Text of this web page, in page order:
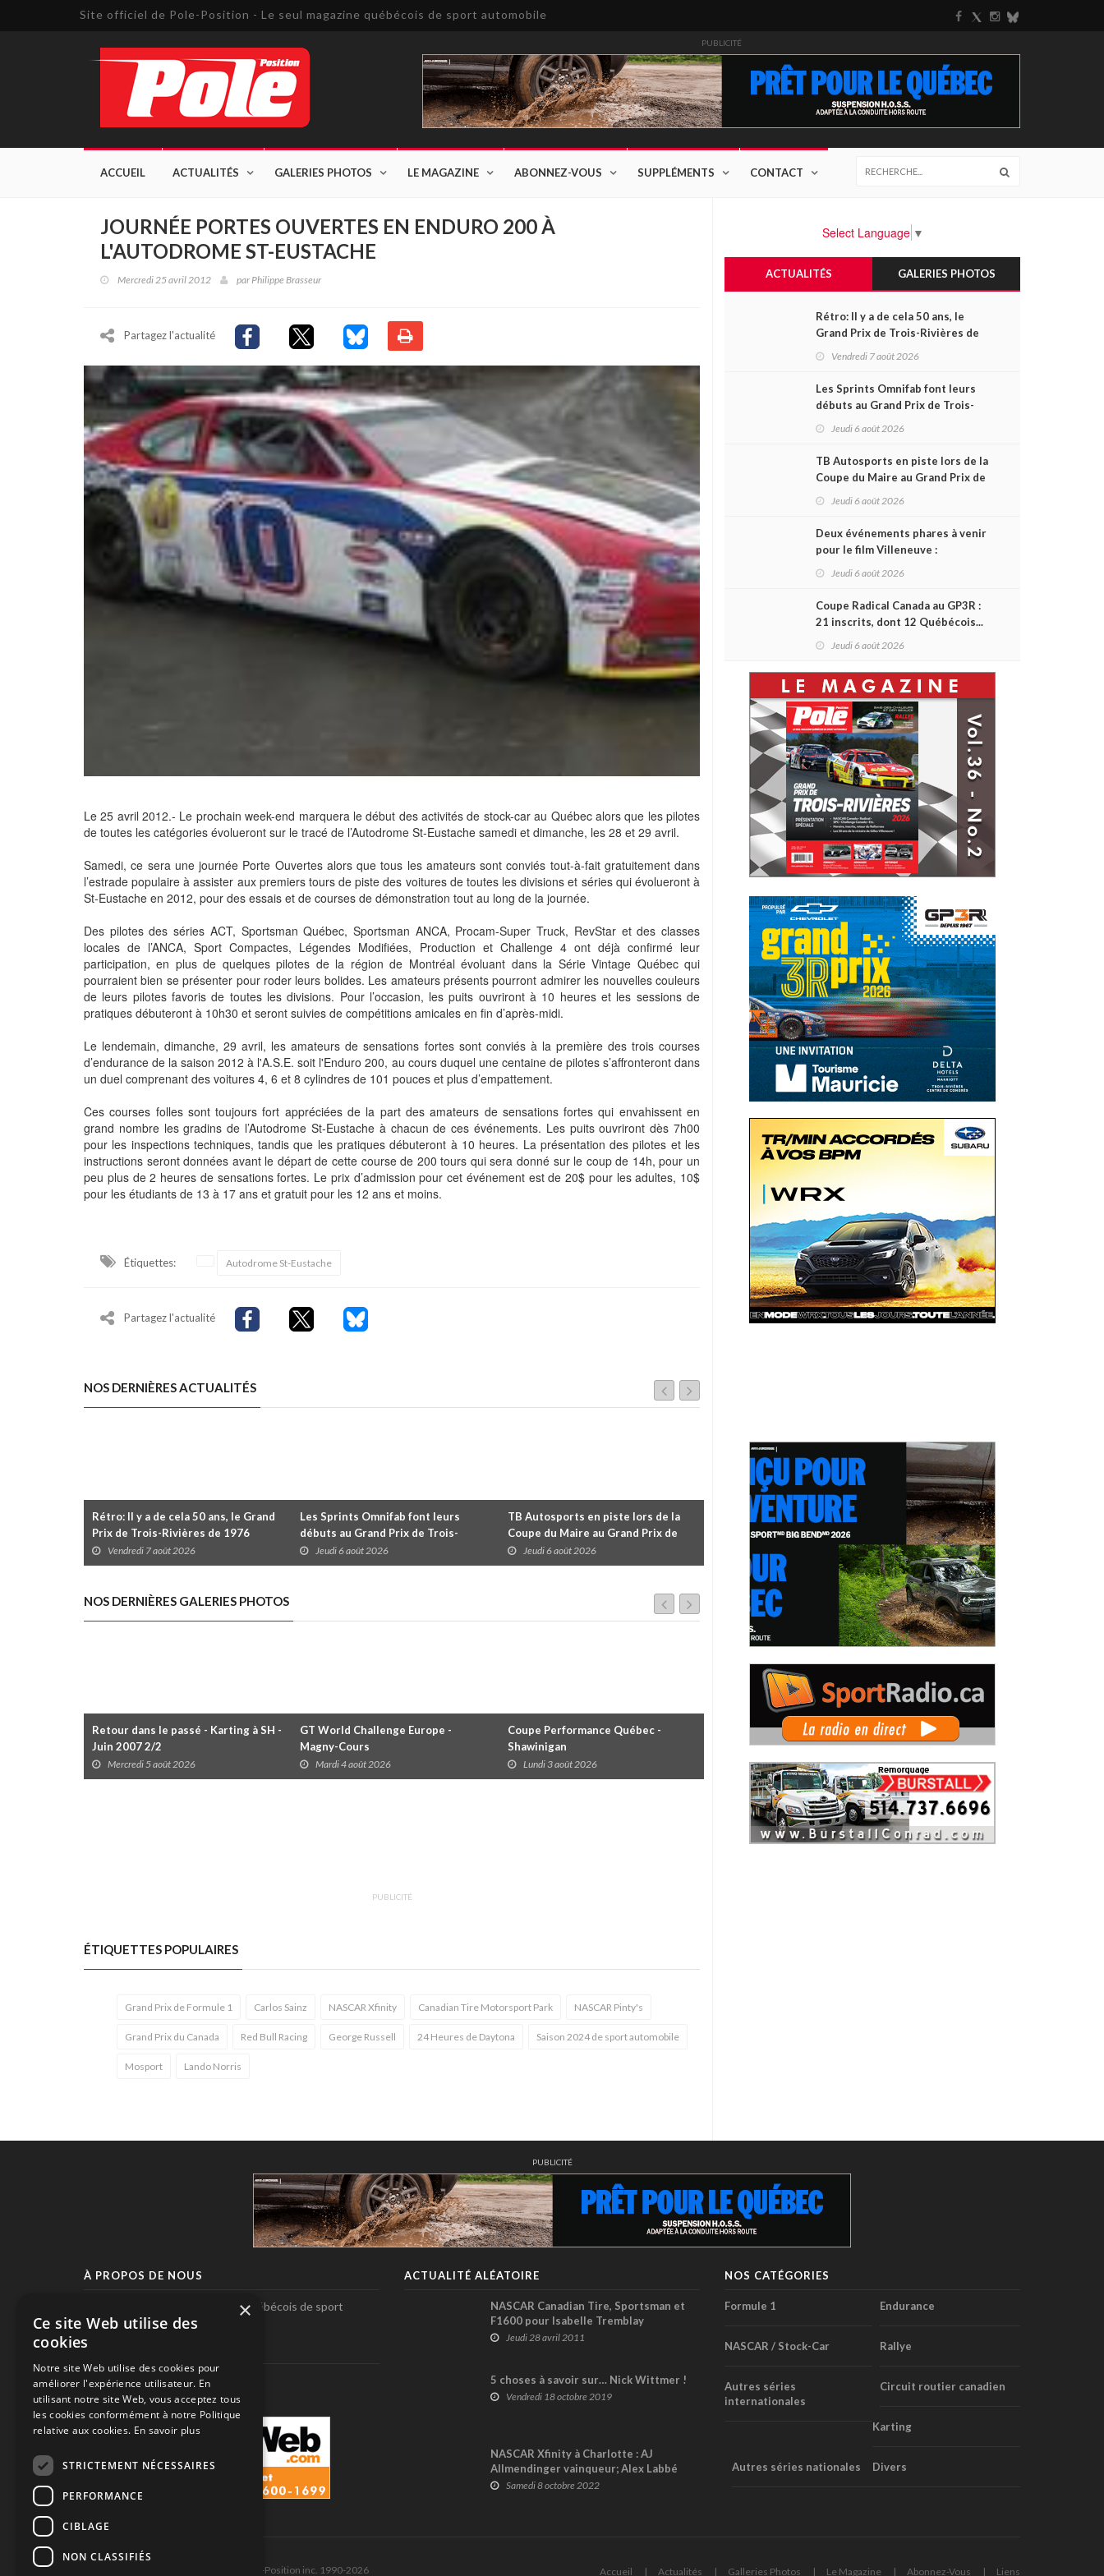
Site officiel de Pole-Position - Le seul magazine québécois de sport automobile
PUBLICITÉ
ACCUEIL ACTUALITÉS GALERIES PHOTOS LE MAGAZINE ABONNEZ-VOUS SUPPLÉMENTS CONTACT
JOURNÉE PORTES OUVERTES EN ENDURO 200 À
L'AUTODROME ST-EUSTACHE
Mercredi 25 avril 2012 parPhilippe Brasseur
Partagez l'actualité
Le 25 avril 2012.- Le prochain week-end marquera le début des activités de stock-car au Québec alors que les pilotes
de toutes les catégories évolueront sur le tracé de l’Autodrome St-Eustache samedi et dimanche, les 28 et 29 avril.
Samedi, ce sera une journée Porte Ouvertes alors que tous les amateurs sont conviés tout-à-fait gratuitement dans
l’estrade populaire à assister aux premiers tours de piste des voitures de toutes les divisions et séries qui évolueront à
St-Eustache en 2012, pour des essais et de courses de démonstration tout au long de la journée.
Des pilotes des séries ACT, Sportsman Québec, Sportsman ANCA, Procam-Super Truck, RevStar et des classes
locales de l’ANCA, Sport Compactes, Légendes Modifiées, Production et Challenge 4 ont déjà confirmé leur
participation, en plus de quelques pilotes de la région de Montréal évoluant dans la Série Vintage Québec qui
pourraient bien se présenter pour roder leurs bolides. Les amateurs présents pourront admirer les nouvelles couleurs
de leurs pilotes favoris de toutes les divisions. Pour l’occasion, les puits ouvriront à 10 heures et les sessions de
pratiques débuteront à 10h30 et seront suivies de compétitions amicales en fin d’après-midi.
Le lendemain, dimanche, 29 avril, les amateurs de sensations fortes sont conviés à la première des trois courses
d’endurance de la saison 2012 à l'A.S.E. soit l'Enduro 200, au cours duquel une centaine de pilotes s’affronteront dans
un duel comprenant des voitures 4, 6 et 8 cylindres de 101 pouces et plus d’empattement.
Ces courses folles sont toujours fort appréciées de la part des amateurs de sensations fortes qui envahissent en
grand nombre les gradins de l’Autodrome St-Eustache à chacun de ces événements. Les puits ouvriront dès 7h00
pour les inspections techniques, tandis que les pratiques débuteront à 10 heures. La présentation des pilotes et les
instructions seront données avant le départ de cette course de 200 tours qui sera donné sur le coup de 14h, pour un
peu plus de 2 heures de sensations fortes. Le prix d’admission pour cet événement est de 20$ pour les adultes, 10$
pour les étudiants de 13 à 17 ans et gratuit pour les 12 ans et moins.
Étiquettes: Autodrome St-Eustache
Partagez l'actualité
NOS DERNIÈRES ACTUALITÉS
Rétro: Il y a de cela 50 ans, le Grand
Prix de Trois-Rivières de 1976
Vendredi 7 août 2026
Les Sprints Omnifab font leurs
débuts au Grand Prix de Trois-
Rivières avec un format inspiré de
Daytona
Jeudi 6 août 2026
TB Autosports en piste lors de la
Coupe du Maire au Grand Prix de
Trois-Rivières
Jeudi 6 août 2026
Deux événements phares à venir
pour le film Villeneuve : L'ascension
Jeudi 6 août 2026
Coupe Radical Canada au GP3R : 21
inscrits, dont 12 Québécois... et un
premier gain d'Antoine Sénéchal
dans la série ?
Jeudi 6 août 2026
NOS DERNIÈRES GALERIES PHOTOS
Retour dans le passé - Karting à SH -
Juin 2007 2/2
Mercredi 5 août 2026
GT World Challenge Europe -
Magny-Cours
Mardi 4 août 2026
Coupe Performance Québec -
Shawinigan
Lundi 3 août 2026
WRC Rallye de Finlande 2026 -
Étapes dimanche et podium
Dimanche 2 août 2026
WRC Rallye de Finlande 2026 -
Étapes samedi
Samedi 1er août 2026
PUBLICITÉ
ÉTIQUETTES POPULAIRES
Grand Prix de Formule 1 Carlos Sainz NASCAR Xfinity Canadian Tire Motorsport Park NASCAR Pinty's
Grand Prix du Canada Red Bull Racing George Russell 24 Heures de Daytona Saison 2024 de sport automobile
Mosport Lando Norris
Select Language ▼
ACTUALITÉS GALERIES PHOTOS
Rétro: Il y a de cela 50 ans, le
Grand Prix de Trois-Rivières de
1976
Vendredi 7 août 2026
Les Sprints Omnifab font leurs
débuts au Grand Prix de Trois-
Rivières avec un format inspiré
Jeudi 6 août 2026
TB Autosports en piste lors de la
Coupe du Maire au Grand Prix de
Trois-Rivières
Jeudi 6 août 2026
Deux événements phares à venir
pour le film Villeneuve :
L'ascension d'une légende (+
Jeudi 6 août 2026
Coupe Radical Canada au GP3R :
21 inscrits, dont 12 Québécois...
et un premier gain d'Antoine
Jeudi 6 août 2026
PUBLICITÉ
À PROPOS DE NOUS
Pole-Position, le seul magazine québécois de sport
automobile.
SUIVEZ-NOUS
ACTUALITÉ ALÉATOIRE
NASCAR Canadian Tire, Sportsman et
F1600 pour Isabelle Tremblay
Jeudi 28 avril 2011
5 choses à savoir sur… Nick Wittmer !
Vendredi 18 octobre 2019
NASCAR Xfinity à Charlotte : AJ
Allmendinger vainqueur; Alex Labbé
Top 6 (+ vidéo)
Samedi 8 octobre 2022
NOS CATÉGORIES
Formule 1 Endurance
NASCAR / Stock-Car Rallye
Autres séries
internationales
Circuit routier canadien
Karting
Autres séries nationales Divers
Tous droits réservés © Les Éditions Pole-Position inc. 1990-2026 Accueil Actualités Galleries Photos Le Magazine Abonnez-Vous Liens
×
Ce site Web utilise des
cookies
Notre site Web utilise des cookies pour
améliorer l'expérience utilisateur. En
utilisant notre site Web, vous acceptez tous
les cookies conformément à notre Politique
relative aux cookies. En savoir plus
STRICTEMENT NÉCESSAIRES
PERFORMANCE
CIBLAGE
NON CLASSIFIÉS